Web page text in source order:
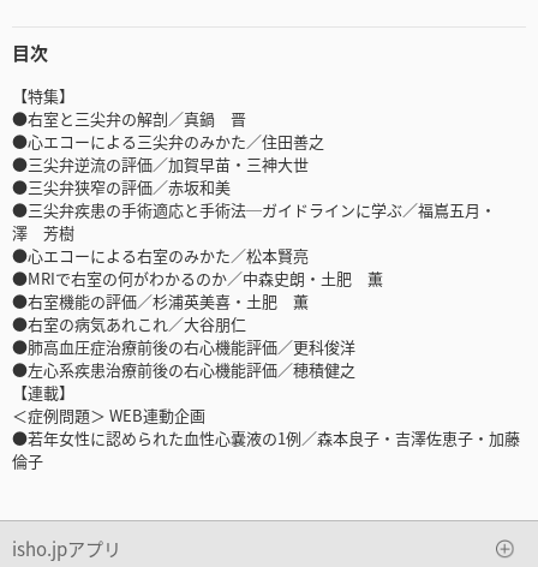
目次
【特集】
●右室と三尖弁の解剖／真鍋 晋
●心エコーによる三尖弁のみかた／住田善之
●三尖弁逆流の評価／加賀早苗・三神大世
●三尖弁狭窄の評価／赤坂和美
●三尖弁疾患の手術適応と手術法─ガイドラインに学ぶ／福嶌五月・
澤 芳樹
●心エコーによる右室のみかた／松本賢亮
●MRIで右室の何がわかるのか／中森史朗・土肥 薫
●右室機能の評価／杉浦英美喜・土肥 薫
●右室の病気あれこれ／大谷朋仁
●肺高血圧症治療前後の右心機能評価／更科俊洋
●左心系疾患治療前後の右心機能評価／穂積健之
【連載】
＜症例問題＞ WEB連動企画
●若年女性に認められた血性心嚢液の1例／森本良子・吉澤佐恵子・加藤
倫子
isho.jpアプリ